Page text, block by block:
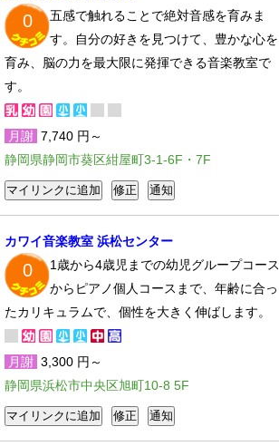
0
五感で触れることで絶対音感を育みま
す。自分の好きを見つけて、豊かな心を
育み、脳の力を最大限に発揮できる音楽教室で
す。
月謝 7,740 円～
静岡県静岡市葵区紺屋町3-1-6F・7F
カワイ音楽教室 浜松センター
0
1歳から4歳児までの幼児グループコース
からピアノ個人コースまで、年齢に合っ
たカリキュラムで、個性を大きく伸ばします。
月謝 3,300 円～
静岡県浜松市中央区旭町10-8 5F